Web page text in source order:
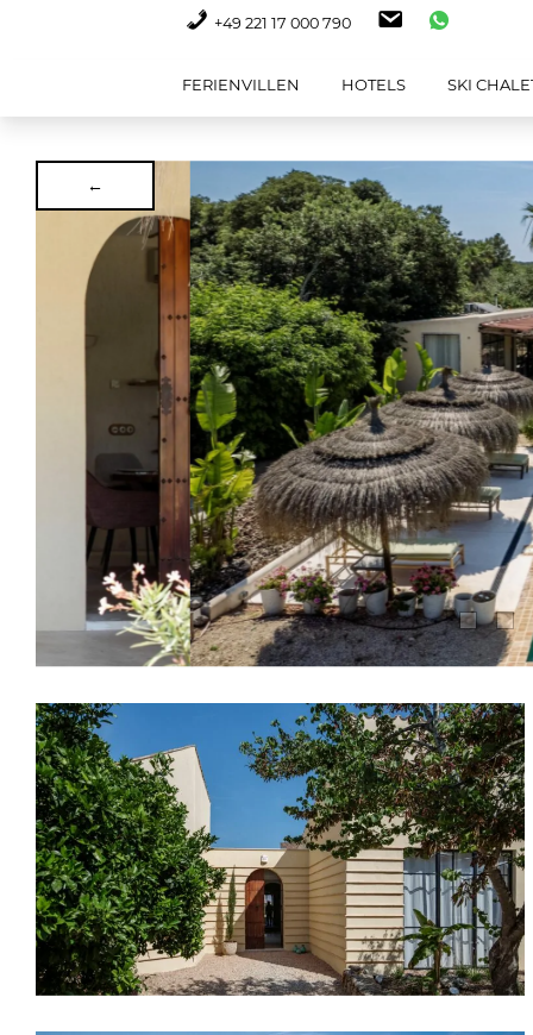
+49 221 17 000 790
FERIENVILLEN HOTELS SKI
←